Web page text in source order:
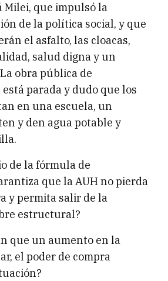
Milei, que impulsó la
de la política social, y que
el asfalto, las cloacas,
salud digna y un
obra pública de
parada y dudo que los
en una escuela, un
y den agua potable y
de la fórmula de
que la AUH no pierda
y permita salir de la
estructural?
que un aumento en la
el poder de compra